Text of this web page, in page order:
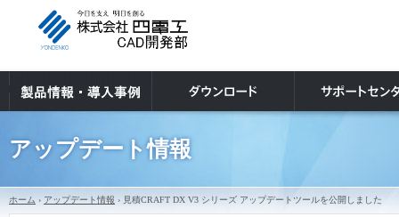
アップデート情報
ホーム › アップデート情報 › 見積CRAFT DX V3 シリーズ アップデートツールを公開しました